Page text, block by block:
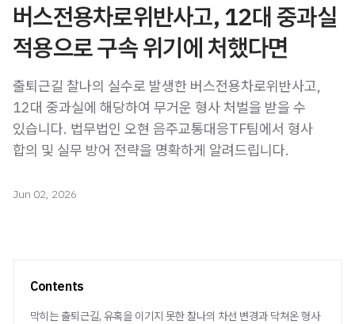
버스전용차로위반사고, 12대 중과실
적용으로 구속 위기에 처했다면
출퇴근길 찰나의 실수로 발생한 버스전용차로위반사고,
12대 중과실에 해당하여 무거운 형사 처벌을 받을 수
있습니다. 법무법인 오현 음주교통대응TF팀에서 형사
합의 및 실무 방어 전략을 명확하게 알려드립니다.
Jun 02, 2026
Contents
막히는 출퇴근길, 유혹을 이기지 못한 찰나의 차선 변경과 닥쳐온 형사